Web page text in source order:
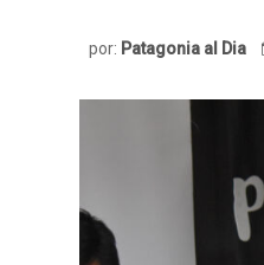
por: Patagonia al Dia